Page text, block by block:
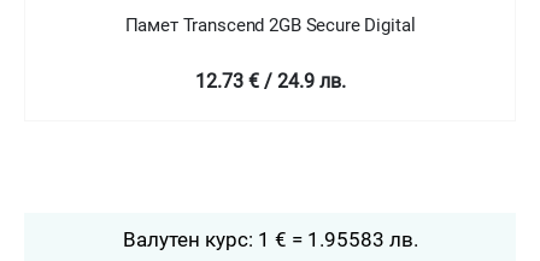
Памет Transcend 2GB Secure Digital
12.73 € / 24.9 лв.
Валутен курс: 1 € = 1.95583 лв.